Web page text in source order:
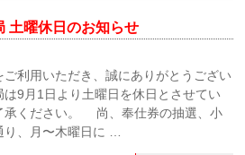
土曜休日のお知らせ
利用いただき、誠にありがとうござい
は9月1日より土曜日を休日とさせてい
承ください。 尚、奉仕券の抽選、小
、月〜木曜日に …